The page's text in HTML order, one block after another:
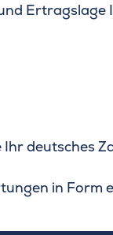
Ertragslage
deutsches
in Form